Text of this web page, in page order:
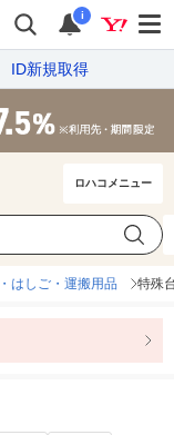
i
ID新規取得
ロハコメニュー
はしご・運搬用品 特殊